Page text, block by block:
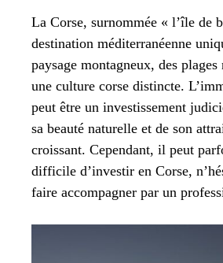
La Corse, surnommée « l’île de
destination méditerranéenne
paysage montagneux, des
une culture corse distincte.
peut être un investissement
sa beauté naturelle et de son
croissant. Cependant, il peut
difficile d’investir en Corse,
faire accompagner par un